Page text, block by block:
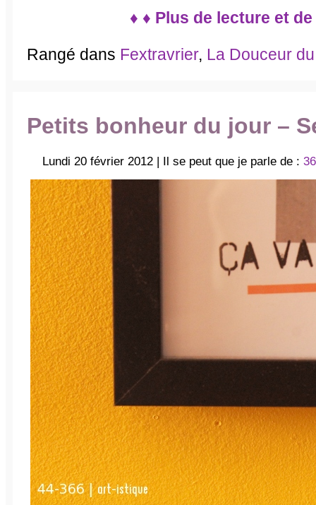
♦ ♦ Plus de lecture et
Rangé dans Fextravrier, La Douceur
Petits bonheur du jour –
Lundi 20 février 2012 | Il se peut que je parle de :